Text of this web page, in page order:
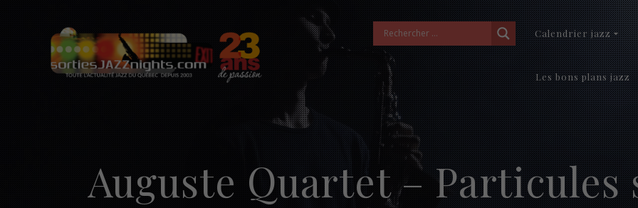
Calendrier jazz
Les bons plans jazz
Auguste Quartet – Particules